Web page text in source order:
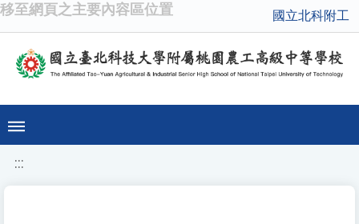
移至網頁之主要內容區位置 國立北科附工
:::